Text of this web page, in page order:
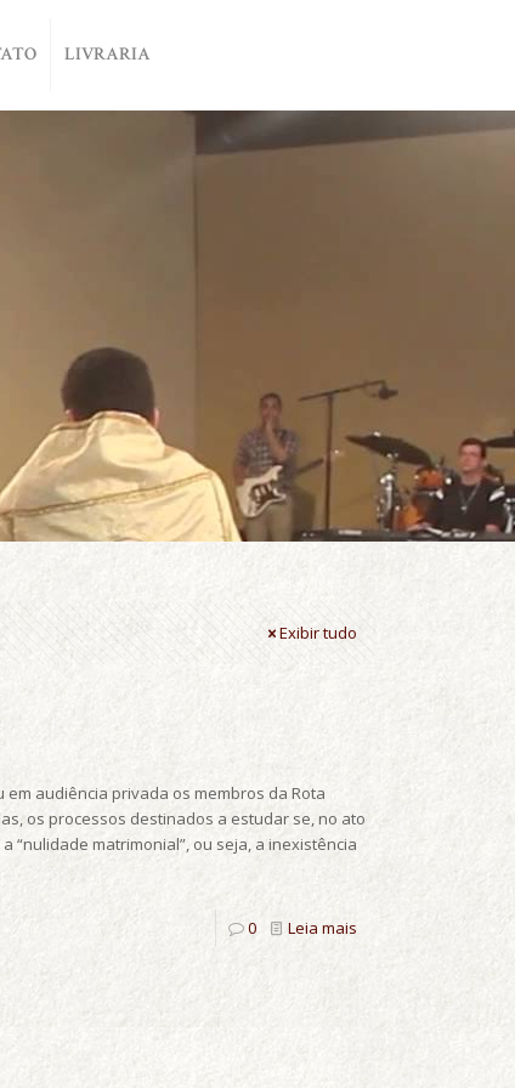
LIVRARIA
Exibir tudo
em audiência privada os membros da Rota
os processos destinados a estudar se, no ato
“nulidade matrimonial”, ou seja, a inexistência
0 Leia mais